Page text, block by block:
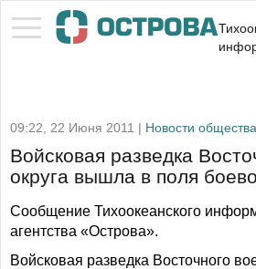
09:22, 22 Июня 2011 | Новости
Войсковая разведка
округа вышла в поля
Сообщение Тихоокеанского
агентства «Острова».
Войсковая разведка Восточного